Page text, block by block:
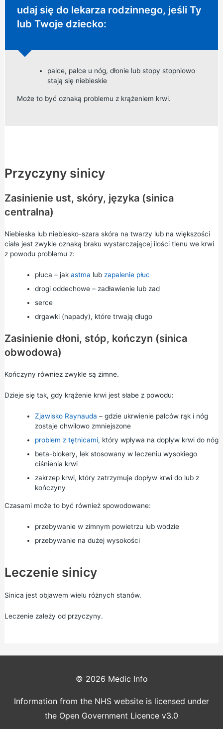
Niepilna porada:
udaj się do lekarza rodzinnego, jeśli Ty
lub Twoje dziecko:
palce, palce u nóg, dłonie lub stopy stopniowo
stają się niebieskie
Może to być oznaką problemu z krążeniem krwi.
Przyczyny sinicy
Zasinienie ust, skóry, języka (sinica
centralna)
Niebieska lub niebiesko-szara skóra na twarzy lub na większości
ciała jest zwykle oznaką braku wystarczającej ilości tlenu we krwi
z powodu problemu z:
płuca – jak astma lub zapalenie płuc
drogi oddechowe – zadławienie lub zad
serce
drgawki (napady), które trwają długo
Zasinienie dłoni, stóp, kończyn (sinica
obwodowa)
Kończyny również zwykle są zimne.
Dzieje się tak, gdy krążenie krwi jest słabe z powodu:
Zjawisko Raynauda – gdzie ukrwienie palców rąk i nóg
zostaje chwilowo zmniejszone
problem z tętnicami, który wpływa na dopływ krwi do nóg
beta-blokery, lek stosowany w leczeniu wysokiego
ciśnienia krwi
zakrzep krwi, który zatrzymuje dopływ krwi do lub z
kończyny
Czasami może to być również spowodowane:
przebywanie w zimnym powietrzu lub wodzie
przebywanie na dużej wysokości
Leczenie sinicy
Sinica jest objawem wielu różnych stanów.
Leczenie zależy od przyczyny.
© 2026 Medic Info
Information from the NHS website is licensed under
the Open Government Licence v3.0